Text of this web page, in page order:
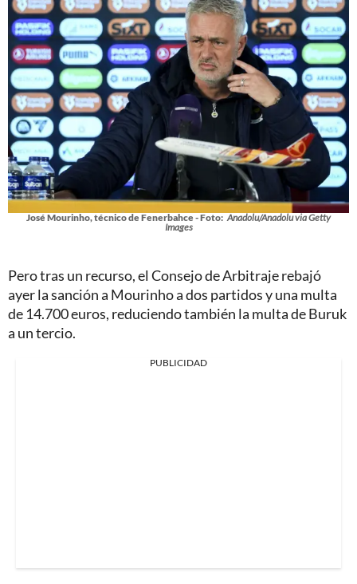
José Mourinho, técnico de Fenerbahce - Foto: Anadolu/Anadolu via Getty
Images
Pero tras un recurso, el Consejo de Arbitraje rebajó
ayer la sanción a Mourinho a dos partidos y una multa
de 14.700 euros, reduciendo también la multa de Buruk
a un tercio.
PUBLICIDAD